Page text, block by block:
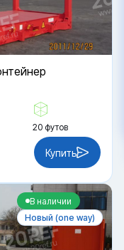
20 футов
Купить
В наличии
Новый (one way)